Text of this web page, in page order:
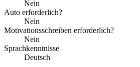
Nein
Auto erforderlich?
Nein
Motivationsschreiben erforderlich?
Nein
Sprachkenntnisse
Deutsch